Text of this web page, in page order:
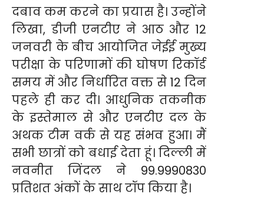
दबाव कम करने का प्रयास है। उन्होंने
लिखा, डीजी एनटीए ने आठ और 12
जनवरी के बीच आयोजित जेईई मुख्य
परीक्षा के परिणामों की घोषण रिकॉर्ड
समय में और निर्धारित वक्त से 12 दिन
पहले ही कर दी। आधुनिक तकनीक
के इस्तेमाल से और एनटीए दल के
अथक टीम वर्क से यह संभव हुआ। मैं
सभी छात्रों को बधाई देता हूं। दिल्ली में
नवनीत जिंदल ने 99.9990830
प्रतिशत अंकों के साथ टॉप किया है।